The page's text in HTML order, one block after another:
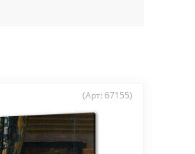
(Арт: 67155)